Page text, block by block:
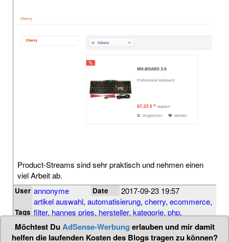
Product-Streams sind sehr praktisch und nehmen einen
viel Arbeit ab.
User annonyme Date 2017-09-23 19:57
Tags
artikel auswahl, automatisierung, cherry, ecommerce,
filter, hannes pries, hersteller, kategorie, php,
productstream
shopware streams,
Möchtest DuAdSense-Werbung erlauben und mir damit
helfen die laufenden Kosten des Blogs tragen zu können?